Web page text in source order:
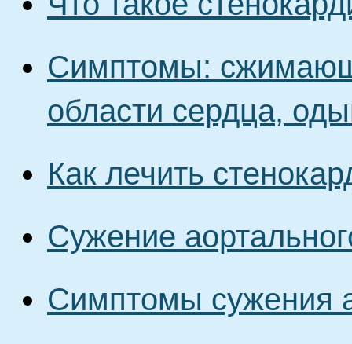
Симптомы:
области сердца,
Как лечить
Сужение
Симптомы сужения